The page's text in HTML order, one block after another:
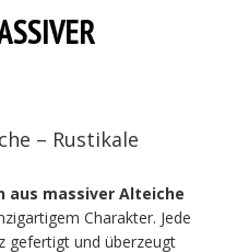
– Rustikale
aus massiver Alteiche
Charakter. Jede
gefertigt und überzeugt